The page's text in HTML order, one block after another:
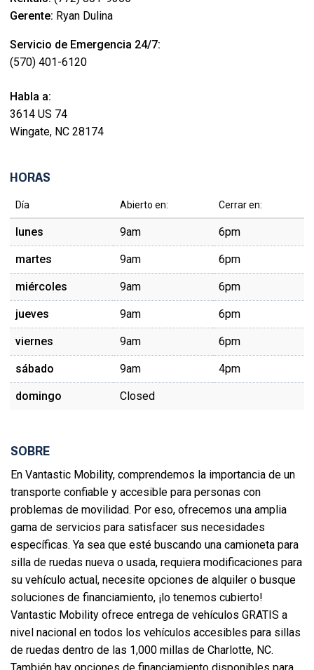
Gerente: Ryan Dulina
Servicio de Emergencia 24/7:
(570) 401-6120
Habla a:
3614 US 74
Wingate, NC 28174
HORAS
Día Abierto en: Cerrar en:
lunes 9am 6pm
martes 9am 6pm
miércoles 9am 6pm
jueves 9am 6pm
viernes 9am 6pm
sábado 9am 4pm
domingo Closed
SOBRE
En Vantastic Mobility, comprendemos la importancia de un
transporte confiable y accesible para personas con
problemas de movilidad. Por eso, ofrecemos una amplia
gama de servicios para satisfacer sus necesidades
específicas. Ya sea que esté buscando una camioneta para
silla de ruedas nueva o usada, requiera modificaciones para
su vehículo actual, necesite opciones de alquiler o busque
soluciones de financiamiento, ¡lo tenemos cubierto!
Vantastic Mobility ofrece entrega de vehículos GRATIS a
nivel nacional en todos los vehículos accesibles para sillas
de ruedas dentro de las 1,000 millas de Charlotte, NC.